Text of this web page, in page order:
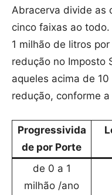
Abracerva divide as
cinco faixas ao
1 milhão de litros
redução no Imposto
aqueles acima de
redução, conforme
Progressivida
de por Porte
de 0 a 1
milhão /ano